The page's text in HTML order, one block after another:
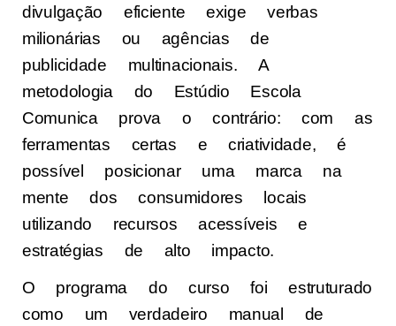
divulgação eficiente exige verbas
milionárias ou agências de
publicidade multinacionais. A
metodologia do Estúdio Escola
Comunica prova o contrário: com as
ferramentas certas e criatividade, é
possível posicionar uma marca na
mente dos consumidores locais
utilizando recursos acessíveis e
estratégias de alto impacto.
O programa do curso foi estruturado
como um verdadeiro manual de